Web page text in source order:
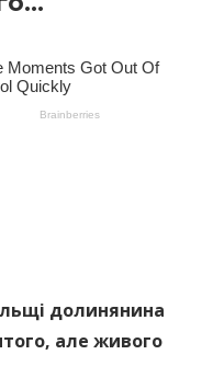
долинянина
але живого